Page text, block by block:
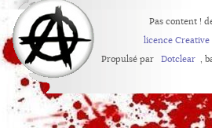
Pas content !
licence Creative
Propulsé par
Dotclear ,